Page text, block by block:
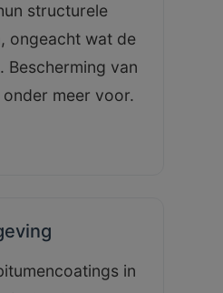
structurele
ongeacht wat de
Bescherming van
meer voor.
in